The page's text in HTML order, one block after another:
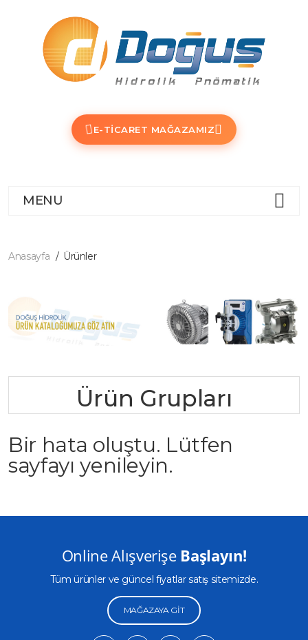
E-TICARET MAĞAZAMIZ
MENU
Anasayfa Ürünler
Ürün Grupları
Bir hata oluştu. Lütfen
sayfayı yenileyin.
Online Alışverişe Başlayın!
Tüm ürünler ve güncel fiyatlar satış sitemizde.
MAĞAZAYA GIT